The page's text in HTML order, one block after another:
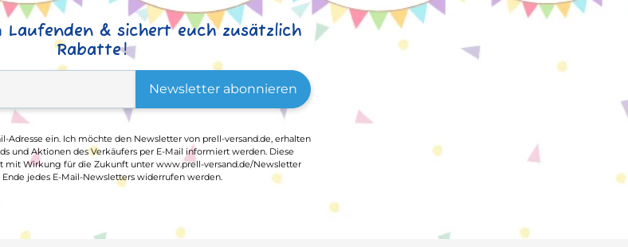
Laufenden & sichert euch zusätzlich
Rabatte!
Newsletter abonnieren
Adresse ein. Ich möchte den Newsletter von prell-versand.de, erhalten
und Aktionen des Verkäufers per E-Mail informiert werden. Diese
mit Wirkung für die Zukunft unter www.prell-versand.de/Newsletter
jedes E-Mail-Newsletters widerrufen werden.